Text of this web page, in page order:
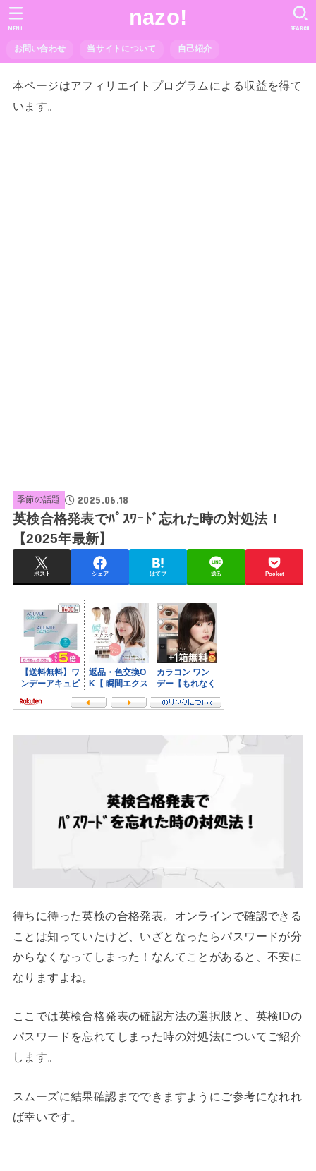
nazo!
お問い合わせ 当サイトについて 自己紹介
SEARCH
MENU
本ページはアフィリエイトプログラムによる収益を得て
います。
季節の話題 2025.06.18
英検合格発表でﾊﾟｽﾜｰﾄﾞ忘れた時の対処法！
【2025年最新】
ポスト シェア はてブ 送る Pocket
待ちに待った英検の合格発表。オンラインで確認できる
ことは知っていたけど、いざとなったらパスワードが分
からなくなってしまった！なんてことがあると、不安に
なりますよね。
ここでは英検合格発表の確認方法の選択肢と、英検IDの
パスワードを忘れてしまった時の対処法についてご紹介
します。
スムーズに結果確認までできますようにご参考になれれ
ば幸いです。